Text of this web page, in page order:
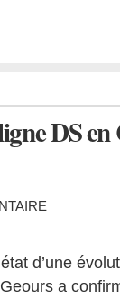
DS
d’une
a